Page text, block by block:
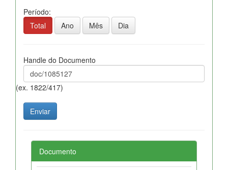
Período:
Total
Ano Mês Dia
Handle do Documento
(ex. 1822/417)
Documento